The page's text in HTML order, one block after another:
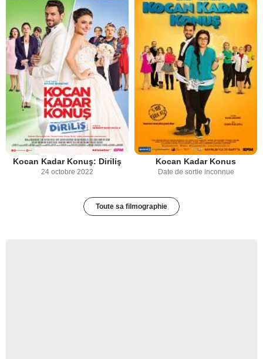
Kocan Kadar Konuş: Diriliş
24 octobre 2022
Kocan Kadar Konus
Date de sortie inconnue
Toute sa filmographie